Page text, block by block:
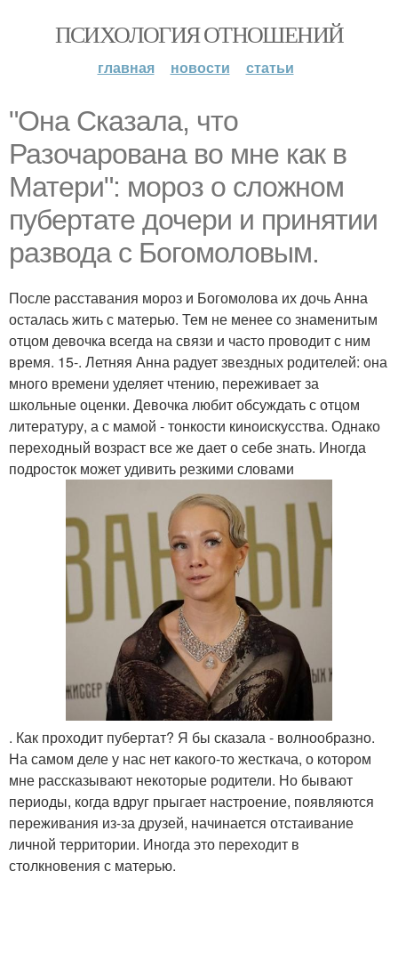
ПСИХОЛОГИЯ ОТНОШЕНИЙ
главная новости статьи
"Она Сказала, что
Разочарована во мне как в
Матери": мороз о сложном
пубертате дочери и принятии
развода с Богомоловым.
После расставания мороз и Богомолова их дочь Анна
осталась жить с матерью. Тем не менее со знаменитым
отцом девочка всегда на связи и часто проводит с ним
время. 15-. Летняя Анна радует звездных родителей: она
много времени уделяет чтению, переживает за
школьные оценки. Девочка любит обсуждать с отцом
литературу, а с мамой - тонкости киноискусства. Однако
переходный возраст все же дает о себе знать. Иногда
подросток может удивить резкими словами
. Как проходит пубертат? Я бы сказала - волнообразно.
На самом деле у нас нет какого-то жесткача, о котором
мне рассказывают некоторые родители. Но бывают
периоды, когда вдруг прыгает настроение, появляются
переживания из-за друзей, начинается отстаивание
личной территории. Иногда это переходит в
столкновения с матерью.